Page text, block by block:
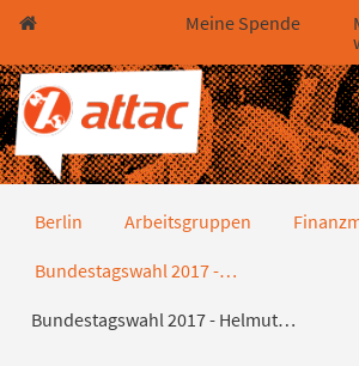
Direkt zum Hauptinhalt springen
Direkt zur Haupt-Navigation springen
Direkt zur Service-Navigation springen
Direkt zur Footer-Navigation springen
Direkt zum Footerinhalt springen
Meine Spende
Bundestagswahl
Berlin Arbeitsgruppen
Bundestagswahl 2017 -…
Bundestagswahl 2017 - Helmut…